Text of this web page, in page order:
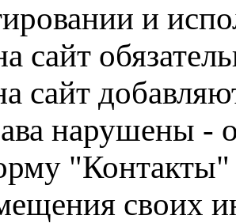
и
сайт
сайт
нарушены -
"Контакты"
своих